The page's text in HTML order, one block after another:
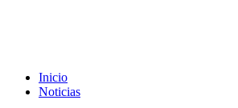
Inicio
Noticias